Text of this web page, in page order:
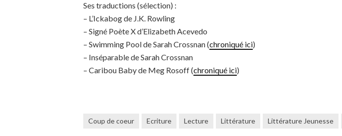
Ses traductions (sélection) :
– L’Ickabog de J.K. Rowling
– Signé Poète X d’Elizabeth Acevedo
– Swimming Pool de Sarah Crossnan (chroniqué ici)
– Inséparable de Sarah Crossnan
– Caribou Baby de Meg Rosoff (chroniqué ici)
Coup de coeur Ecriture Lecture Littérature Littérature Jeunesse